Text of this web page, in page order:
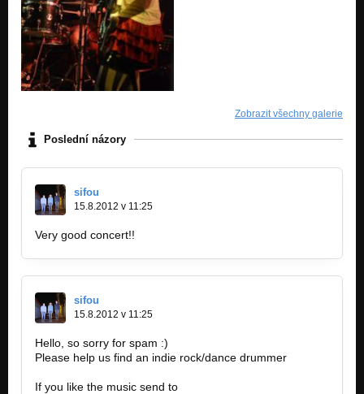
Zobrazit všechny galerie
Poslední názory
sifou
15.8.2012 v 11:25
Very good concert!!
sifou
15.8.2012 v 11:25
Hello, so sorry for spam :)
Please help us find an indie rock/dance drummer
If you like the music send to